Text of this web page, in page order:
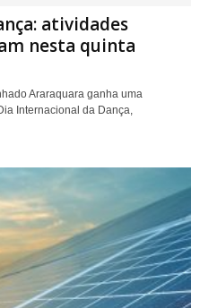
atividades
nesta quinta
Araraquara ganha uma
Internacional da Dança,